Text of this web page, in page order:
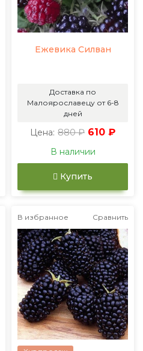
Ежевика Силван
Доставка по
Малоярославецу от 6-8
дней
Цена: 880 ₽ 610 ₽
В наличии
Купить
В избранное Сравнить